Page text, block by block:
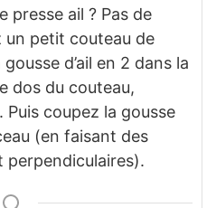
presse ail ? Pas de
petit couteau de
d’ail en 2 dans la
dos du couteau,
Puis coupez la gousse
(en faisant des
perpendiculaires).